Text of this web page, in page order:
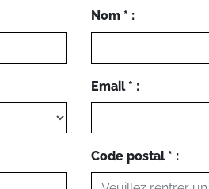
Nom * :
Email * :
Code postal * :